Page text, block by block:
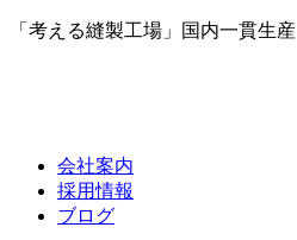
「考える縫製工場」国内一貫生産
会社案内
採用情報
ブログ